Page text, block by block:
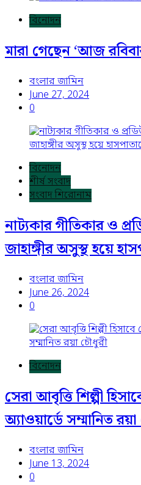
বিনোদন
মারা গেছেন ‘আজ
বংলার জামিন
June 27, 2024
0
বিনোদন
শীর্ষ সংবাদ
সংবাদ শিরোনাম
নাট্যকার গীতিকার ও
জাহাঙ্গীর অসুস্থ হয়ে
বংলার জামিন
June 26, 2024
0
বিনোদন
সেরা আবৃত্তি শিল্পী
অ্যাওয়ার্ডে সম্মানিত
বংলার জামিন
June 13, 2024
0